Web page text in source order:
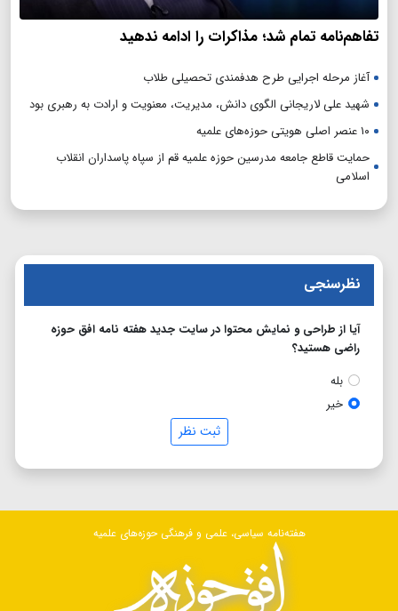
تفاهم‌نامه تمام شد؛ مذاکرات را ادامه ندهید
آغاز مرحله اجرایی طرح هدفمندی تحصیلی طلاب
شهید علی لاریجانی الگوی دانش، مدیریت، معنویت و ارادت به رهبری بود
۱۰ عنصر اصلی هویتی حوزه‌های علمیه
حمایت قاطع جامعه مدرسین حوزه علمیه قم از سپاه پاسداران انقلاب
اسلامی
نظرسنجی
آیا از طراحی و نمایش محتوا در سایت جدید هفته نامه افق حوزه
راضی هستید؟
بله
خیر
ثبت نظر
هفته‌نامه سیاسی، علمی و فرهنگی حوزه‌های علمیه